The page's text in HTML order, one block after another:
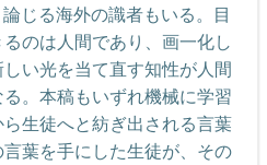
じる海外の識者もいる。目
のは人間であり、画一化し
い光を当て直す知性が人間
。本稿もいずれ機械に学習
生徒へと紡ぎ出される言葉
葉を手にした生徒が、その